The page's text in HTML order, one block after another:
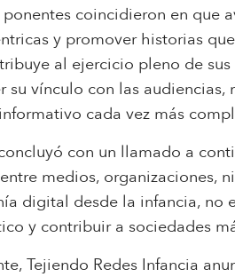
ponentes coincidieron en que
y promover historias
al ejercicio pleno de
su vínculo con las
cada vez más
con un llamado a
medios, organizaciones,
digital desde la infancia, no
y contribuir a sociedades
Tejiendo Redes Infancia